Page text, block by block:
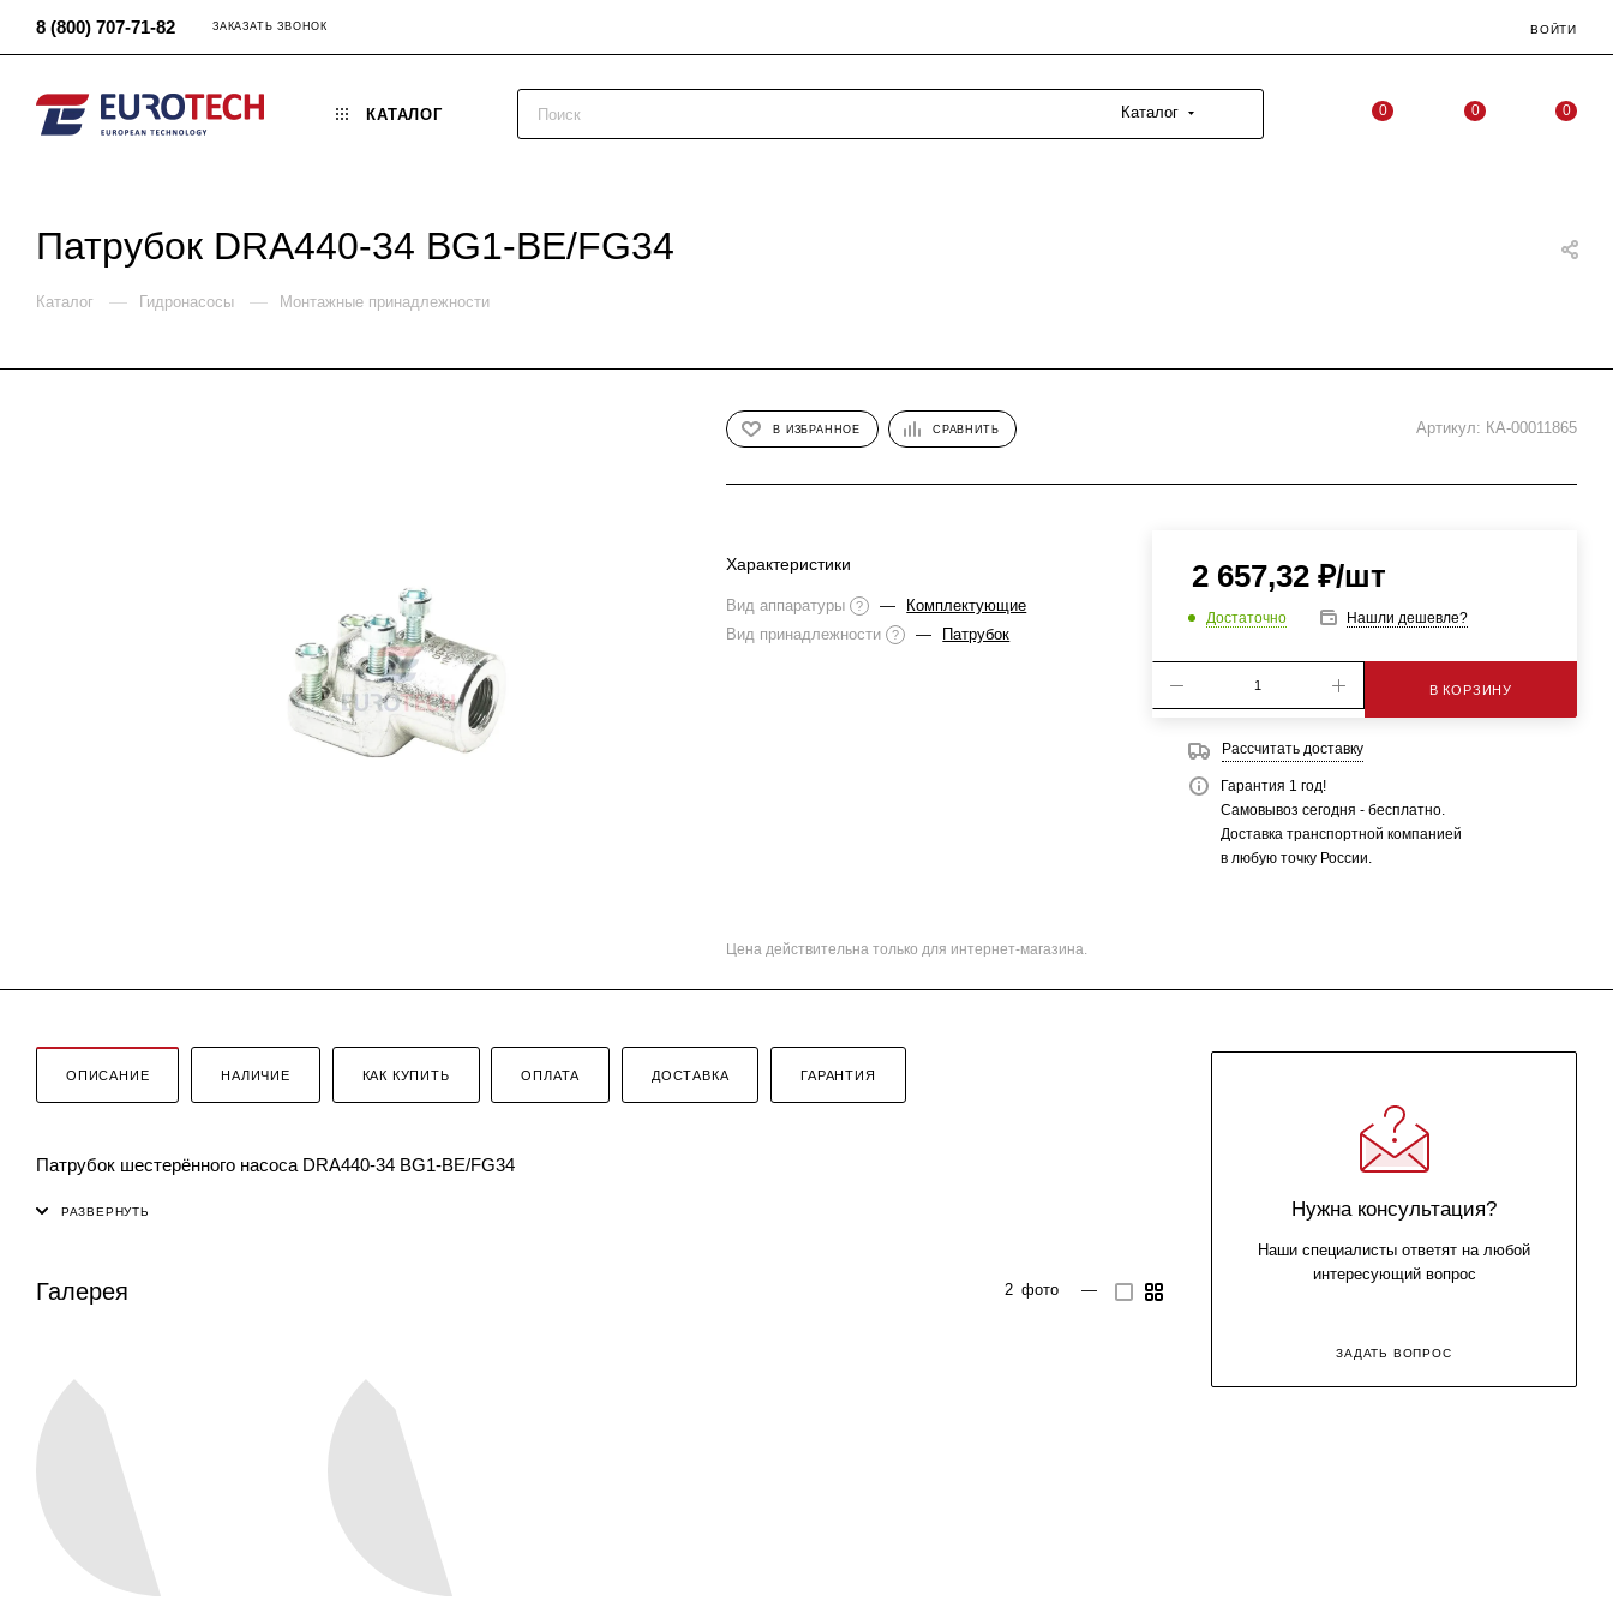
8 (800) 707-71-82 ЗАКАЗАТЬ ЗВОНОК ВОЙТИ
КАТАЛОГ Каталог 0 0 0
Патрубок DRA440-34 BG1-BE/FG34
Каталог — Гидронасосы — Монтажные принадлежности
В ИЗБРАННОЕ СРАВНИТЬ Артикул: КА-00011865
Характеристики
Вид аппаратуры ? —
Комплектующие
Вид принадлежности ? — Патрубок
2 657,32₽/шт
Достаточно Нашли дешевле?
В КОРЗИНУ
Рассчитать доставку
Гарантия 1 год!
Самовывоз сегодня - бесплатно.
Доставка транспортной компанией
в любую точку России.
Цена действительна только для интернет-магазина.
ОПИСАНИЕ НАЛИЧИЕ КАК КУПИТЬ ОПЛАТА ДОСТАВКА ГАРАНТИЯ
Патрубок шестерённого насоса DRA440-34 BG1-BE/FG34
Галерея 2 фото —
Нужна консультация?
Наши специалисты ответят на любой
интересующий вопрос
ЗАДАТЬ ВОПРОС